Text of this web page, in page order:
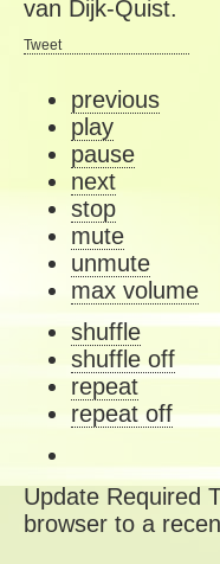
van Dijk-Quist.
Tweet
previous
play
pause
next
stop
mute
unmute
max volume
shuffle
shuffle off
repeat
repeat off
Update Required
browser to a